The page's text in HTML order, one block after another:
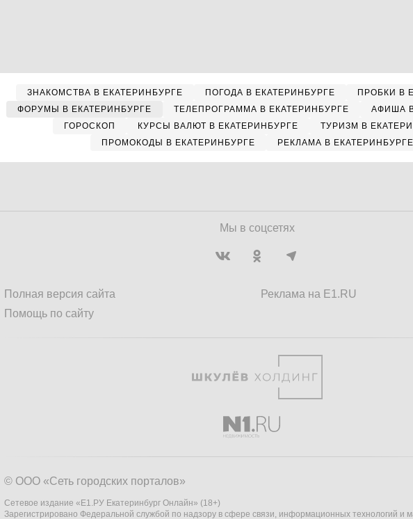
ЗНАКОМСТВА В ЕКАТЕРИНБУРГЕ ПОГОДА В ЕКАТЕРИНБУРГЕ
ПРОБКИ В
ФОРУМЫ В ЕКАТЕРИНБУРГЕ
ТЕЛЕПРОГРАММА В ЕКАТЕРИНБУРГЕ
АФИША
ГОРОСКОП
КУРСЫ ВАЛЮТ В ЕКАТЕРИНБУРГЕ
ТУРИЗМ В
ПРОМОКОДЫ В ЕКАТЕРИНБУРГЕ
РЕКЛАМА В ЕКАТЕРИНБУРГЕ
Мы в соцсетях
Полная версия сайта
Помощь по сайту
Реклама на E1.RU
© ООО «Сеть городских порталов»
Сетевое издание «Е1.РУ Екатеринбург Онлайн» (18+)
Зарегистрировано Федеральной службой по надзору в сфере связи, информационных технологий и